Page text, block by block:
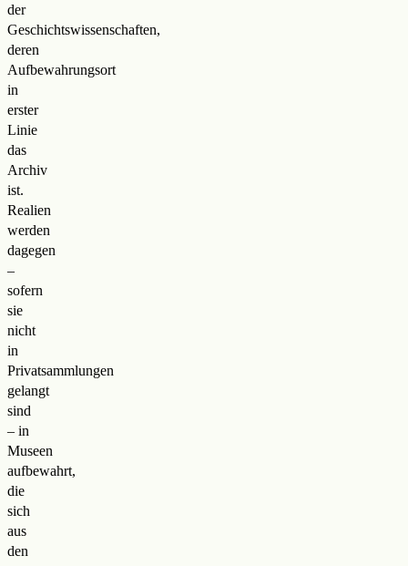
der
Geschichtswissenschaften,
deren
Aufbewahrungsort
in
erster
Linie
das
Archiv
ist.
Realien
werden
dagegen
–
sofern
sie
nicht
in
Privatsammlungen
gelangt
sind
– in
Museen
aufbewahrt,
die
sich
aus
den